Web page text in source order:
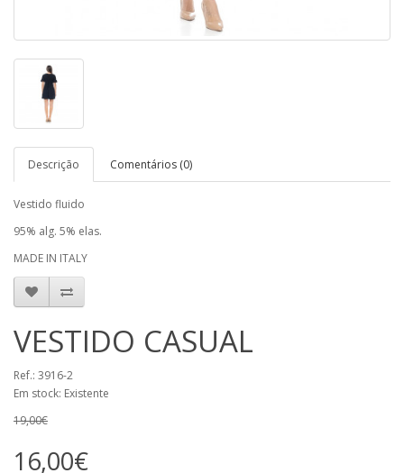
Descrição Comentários (0)
Vestido fluido
95% alg. 5% elas.
MADE IN ITALY
VESTIDO CASUAL
Ref.: 3916-2
Em stock: Existente
19,00€
16,00€